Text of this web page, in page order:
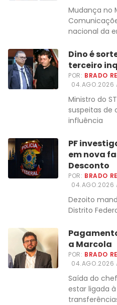
Mudança no
nacional da
Dino é
terceiro
POR: BRADO
04.AGO.2026
Ministro do
suspeitas de
influência
PF
em nova
Desconto
POR: BRADO
04.AGO.2026
Dezoito
Distrito
a Marcola
POR: BRADO
04.AGO.2026
Saída do
estar ligada